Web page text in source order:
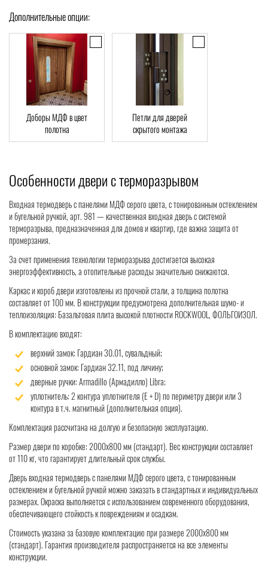
Дополнительные опции:
Доборы МДФ в цвет
полотна
Петли для дверей
скрытого монтажа
Особенности двери с терморазрывом
Входная термодверь с панелями МДФ серого цвета, с тонированным остеклением
и бугельной ручкой, арт. 981 — качественная входная дверь с системой
терморазрыва, предназначенная для домов и квартир, где важна защита от
промерзания.
За счет применения технологии терморазрыва достигается высокая
энергоэффективность, а отопительные расходы значительно снижаются.
Каркас и короб двери изготовлены из прочной стали, а толщина полотна
составляет от 100 мм. В конструкции предусмотрена дополнительная шумо- и
теплоизоляция: Базальтовая плита высокой плотности ROCKWOOL, ФОЛЬГОИЗОЛ.
В комплектацию входят:
верхний замок: Гардиан 30.01, сувальдный;
основной замок: Гардиан 32.11, под личину;
дверные ручки: Armadillo (Армадилло) Libra;
уплотнитель: 2 контура уплотнителя (Е + D) по периметру двери или 3
контура в т.ч. магнитный (дополнительная опция).
Комплектация рассчитана на долгую и безопасную эксплуатацию.
Размер двери по коробке: 2000x800 мм (стандарт). Вес конструкции составляет
от 110 кг, что гарантирует длительный срок службы.
Дверь входная термодверь с панелями МДФ серого цвета, с тонированным
остеклением и бугельной ручкой можно заказать в стандартных и индивидуальных
размерах. Окраска выполняется с использованием современного оборудования,
обеспечивающего стойкость к повреждениям и осадкам.
Стоимость указана за базовую комплектацию при размере 2000x800 мм
(стандарт). Гарантия производителя распространяется на все элементы
конструкции.